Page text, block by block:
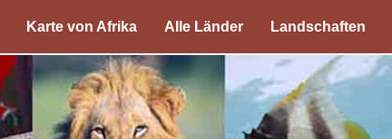
Karte von Afrika Alle Länder Landschaften